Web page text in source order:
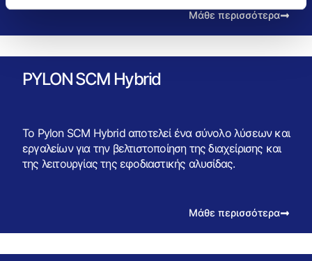
Μάθε περισσότερα
PYLON SCM Hybrid
Το Pylon SCM Hybrid αποτελεί ένα σύνολο λύσεων και
εργαλείων για την βελτιστοποίηση της διαχείρισης και
της λειτουργίας της εφοδιαστικής αλυσίδας.
Μάθε περισσότερα